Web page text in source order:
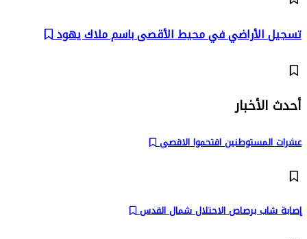
تسجيل الأراضي في محيط الأقصى باسم ملاك يهود
أحدث الأخبار
عشرات المستوطنين اقتحموا الاقصى
إصابة شاب برصاص الاحتلال شمال القدس